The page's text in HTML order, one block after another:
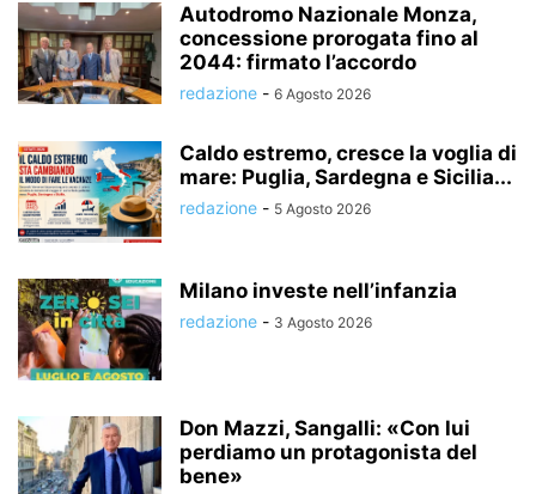
Autodromo Nazionale Monza,
concessione prorogata fino al
2044: firmato l’accordo
redazione - 6 Agosto 2026
Caldo estremo, cresce la voglia di
mare: Puglia, Sardegna e Sicilia...
redazione - 5 Agosto 2026
Milano investe nell’infanzia
redazione - 3 Agosto 2026
Don Mazzi, Sangalli: «Con lui
perdiamo un protagonista del
bene»